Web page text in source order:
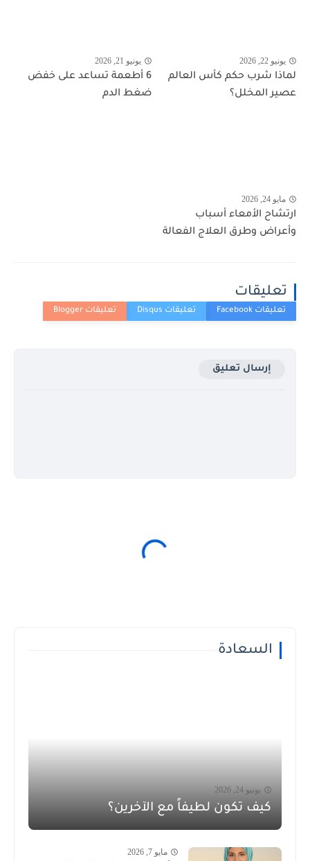
يونيو 22, 2026
لماذا شرب حكم كأس العالم
عصير المخلل؟
يونيو 21, 2026
6 أطعمة تساعد على خفض
ضغط الدم
مايو 24, 2026
ارتشاح الأمعاء أسباب
وأعراض وطرق العلاج الفعالة
تعليقات
إرسال تعليق
السعادة
يونيو 24, 2026
كيف تكون لطيفاً مع الآخرين؟
مايو 7, 2026